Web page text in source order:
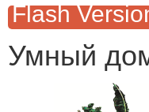
Flash
Умный